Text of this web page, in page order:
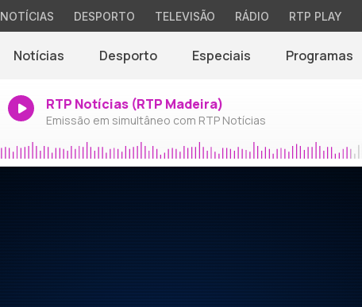
NOTÍCIAS DESPORTO TELEVISÃO RÁDIO RTP PLAY
Notícias Desporto Especiais Programas
RTP Notícias (RTP Madeira)
Emissão em simultâneo com RTP Notícias